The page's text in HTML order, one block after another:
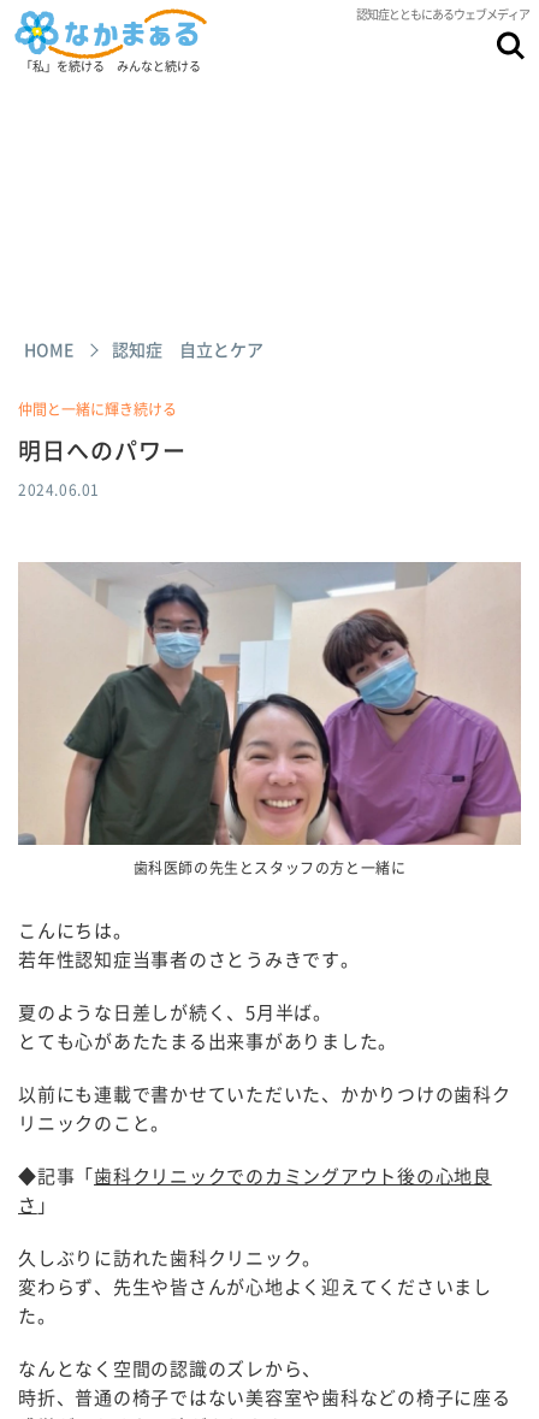
認知症とともにあるウェブメディア
「私」を続ける みんなと続ける
HOME 認知症 自立とケア
仲間と一緒に輝き続ける
明日へのパワー
2024.06.01
歯科医師の先生とスタッフの方と一緒に
こんにちは。
若年性認知症当事者のさとうみきです。
夏のような日差しが続く、5月半ば。
とても心があたたまる出来事がありました。
以前にも連載で書かせていただいた、かかりつけの歯科ク
リニックのこと。
◆記事「歯科クリニックでのカミングアウト後の心地良
さ 」
久しぶりに訪れた歯科クリニック。
変わらず、先生や皆さんが心地よく迎えてくださいまし
た。
なんとなく空間の認識のズレから、
時折、普通の椅子ではない美容室や歯科などの椅子に座る